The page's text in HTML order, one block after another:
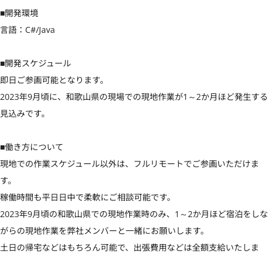
■開発環境
言語：C#/Java
■開発スケジュール
即日ご参画可能となります。
2023年9月頃に、和歌山県の現場での現地作業が1～2か月ほど発生する
見込みです。
■働き方について
現地での作業スケジュール以外は、フルリモートでご参画いただけま
す。
稼働時間も平日日中で柔軟にご相談可能です。
2023年9月頃の和歌山県での現地作業時のみ、1～2か月ほど宿泊をしな
がらの現地作業を弊社メンバーと一緒にお願いします。
土日の帰宅などはもちろん可能で、出張費用などは全額支給いたしま